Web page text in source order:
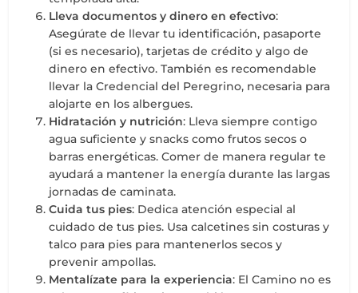
Lleva documentos y dinero en efectivo:
Asegúrate de llevar tu identificación, pasaporte
(si es necesario), tarjetas de crédito y algo de
dinero en efectivo. También es recomendable
llevar la Credencial del Peregrino, necesaria para
alojarte en los albergues.
Hidratación y nutrición: Lleva siempre contigo
agua suficiente y snacks como frutos secos o
barras energéticas. Comer de manera regular te
ayudará a mantener la energía durante las largas
jornadas de caminata.
Cuida tus pies: Dedica atención especial al
cuidado de tus pies. Usa calcetines sin costuras y
talco para pies para mantenerlos secos y
prevenir ampollas.
Mentalízate para la experiencia: El Camino no es